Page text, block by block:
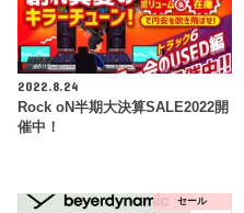
2022.8.24
Rock oN半期大決算SALE2022開
催中！
セール